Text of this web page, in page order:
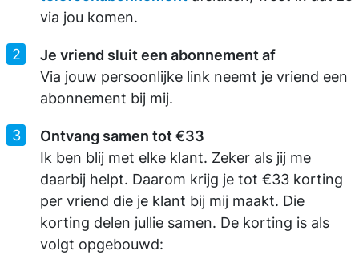
via jou komen.
Je vriend sluit een abonnement af
Via jouw persoonlijke link neemt je vriend een
abonnement bij mij.
Ontvang samen tot €33
Ik ben blij met elke klant. Zeker als jij me
daarbij helpt. Daarom krijg je tot €33 korting
per vriend die je klant bij mij maakt. Die
korting delen jullie samen. De korting is als
volgt opgebouwd: